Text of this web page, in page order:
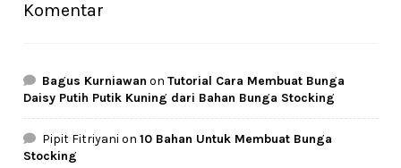
Komentar
Bagus Kurniawan onTutorial Cara Membuat Bunga
Daisy Putih Putik Kuning dari Bahan Bunga Stocking
Pipit Fitriyani on10 Bahan Untuk Membuat Bunga
Stocking